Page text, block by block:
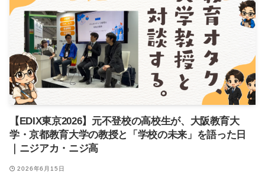
【EDIX東京2026】元不登校の高校生が、大阪教育大
学・京都教育大学の教授と「学校の未来」を語った日
｜ニジアカ・ニジ高
2026年6月15日